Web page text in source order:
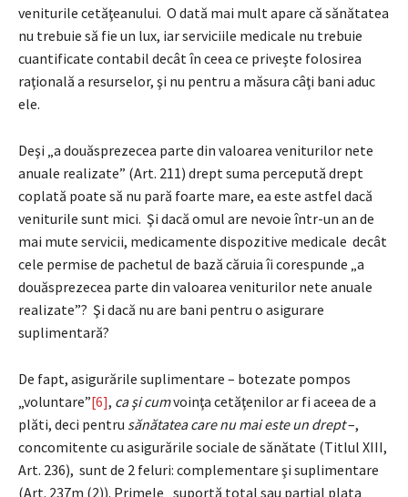
veniturile cetăţeanului. O dată mai mult apare că sănătatea
nu trebuie să fie un lux, iar serviciile medicale nu trebuie
cuantificate contabil decât în ceea ce priveşte folosirea
raţională a resurselor, şi nu pentru a măsura câţi bani aduc
ele.
Deşi „a douăsprezecea parte din valoarea veniturilor nete
anuale realizate” (Art. 211) drept suma percepută drept
coplată poate să nu pară foarte mare, ea este astfel dacă
veniturile sunt mici. Şi dacă omul are nevoie într-un an de
mai mute servicii, medicamente dispozitive medicale decât
cele permise de pachetul de bază căruia îi corespunde „a
douăsprezecea parte din valoarea veniturilor nete anuale
realizate”? Şi dacă nu are bani pentru o asigurare
suplimentară?
De fapt, asigurările suplimentare – botezate pompos
„voluntare”[6], ca şi cumvoinţa cetăţenilor ar fi aceea de a
plăti, deci pentru sănătatea care nu mai este un drept–,
concomitente cu asigurările sociale de sănătate (Titlul XIII,
Art. 236), sunt de 2 feluri: complementare şi suplimentare
(Art. 237m (2)). Primele „suportă total sau parţial plata